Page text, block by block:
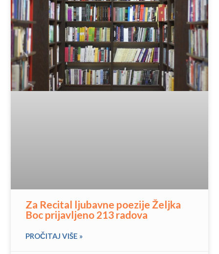
Za Recital ljubavne poezije Željka
Boc prijavljeno 213 radova
PROČITAJ VIŠE »